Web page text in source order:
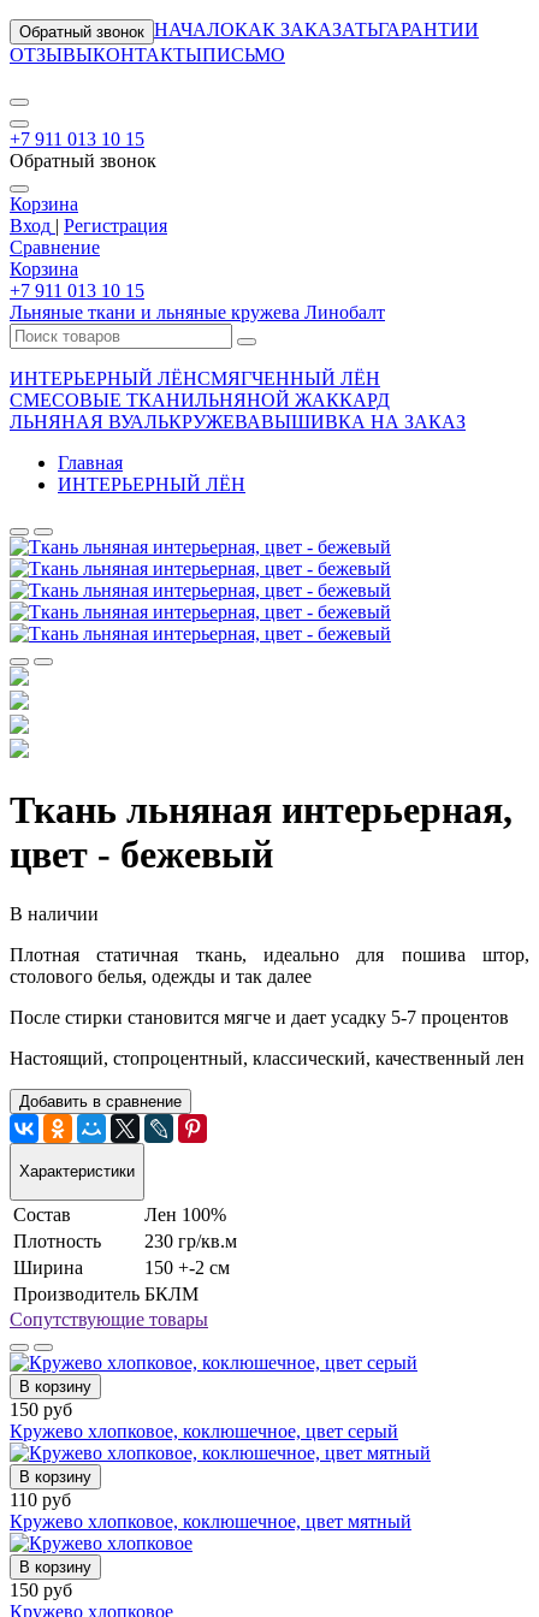
Обратный звонок НАЧАЛОКАК ЗАКАЗАТЬГАРАНТИИ
ОТЗЫВЫКОНТАКТЫПИСЬМО
+7 911 013 10 15
Обратный звонок
Корзина
Вход | Регистрация
Сравнение
Корзина
+7 911 013 10 15
Льняные ткани и льняные кружева Линобалт
ИНТЕРЬЕРНЫЙ ЛЁНСМЯГЧЕННЫЙ ЛЁН
СМЕСОВЫЕ ТКАНИЛЬНЯНОЙ ЖАККАРД
ЛЬНЯНАЯ ВУАЛЬКРУЖЕВАВЫШИВКА НА ЗАКАЗ
Главная
ИНТЕРЬЕРНЫЙ ЛЁН
Ткань льняная интерьерная,
цвет - бежевый
В наличии
Плотная статичная ткань, идеально для пошива штор,
столового белья, одежды и так далее
После стирки становится мягче и дает усадку 5-7 процентов
Настоящий, стопроцентный, классический, качественный лен
Добавить в сравнение
Характеристики
Состав
Лен 100%
Плотность
230 гр/кв.м
Ширина
150 +-2 см
Производитель БКЛМ
Сопутствующие товары
В корзину
150 руб
Кружево хлопковое, коклюшечное, цвет серый
В корзину
110 руб
Кружево хлопковое, коклюшечное, цвет мятный
В корзину
150 руб
Кружево хлопковое